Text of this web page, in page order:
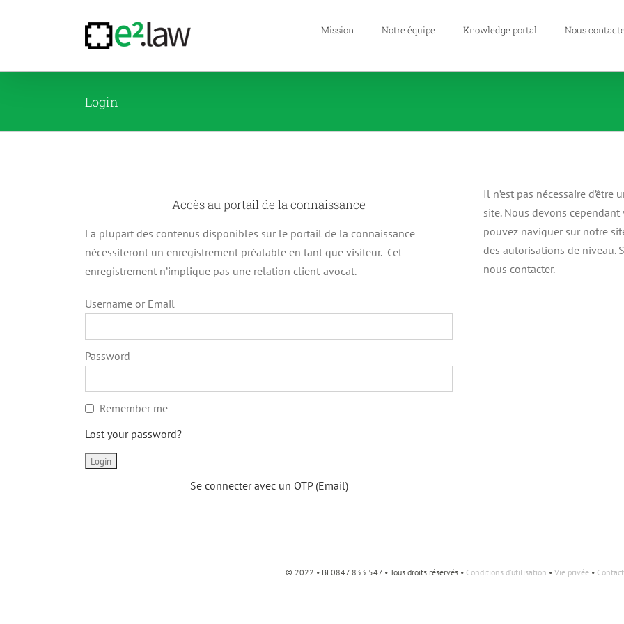
Mission Notre équipe Knowledge portal Nous
Login
Accès au portail de la connaissance
La plupart des contenus disponibles sur le portail de la connaissance
nécessiteront un enregistrement préalable en tant que visiteur. Cet
enregistrement n’implique pas une relation client-avocat.
Username or Email
Password
Remember me
Lost your password?
Se connecter avec un OTP (Email)
Il n’est pas nécessaire
site. Nous devons
pouvez naviguer sur notre
des autorisations de niveau.
nous contacter.
© 2022 • BE0847.833.547 • Tous droits réservés • Conditions d'utilisation • Vie privée•